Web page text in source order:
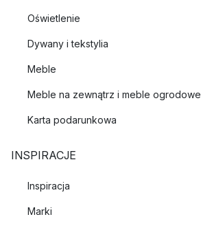
Oświetlenie
Dywany i tekstylia
Meble
Meble na zewnątrz i meble ogrodowe
Karta podarunkowa
INSPIRACJE
Inspiracja
Marki